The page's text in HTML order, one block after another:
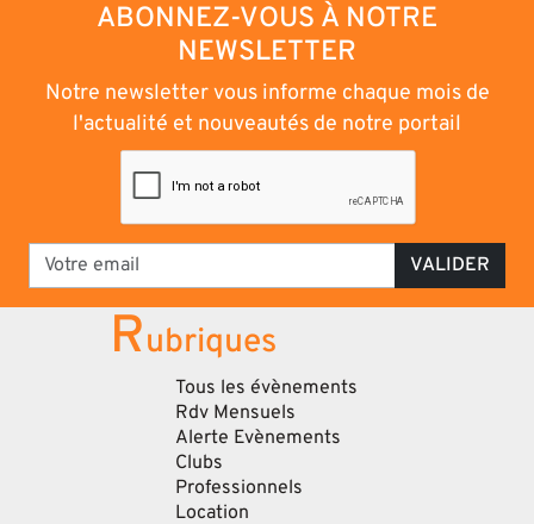
ABONNEZ-VOUS À NOTRE
NEWSLETTER
Notre newsletter vous informe chaque mois de
l'actualité et nouveautés de notre portail
VALIDER
Rubriques
Tous les évènements
Rdv Mensuels
Alerte Evènements
Clubs
Professionnels
Location